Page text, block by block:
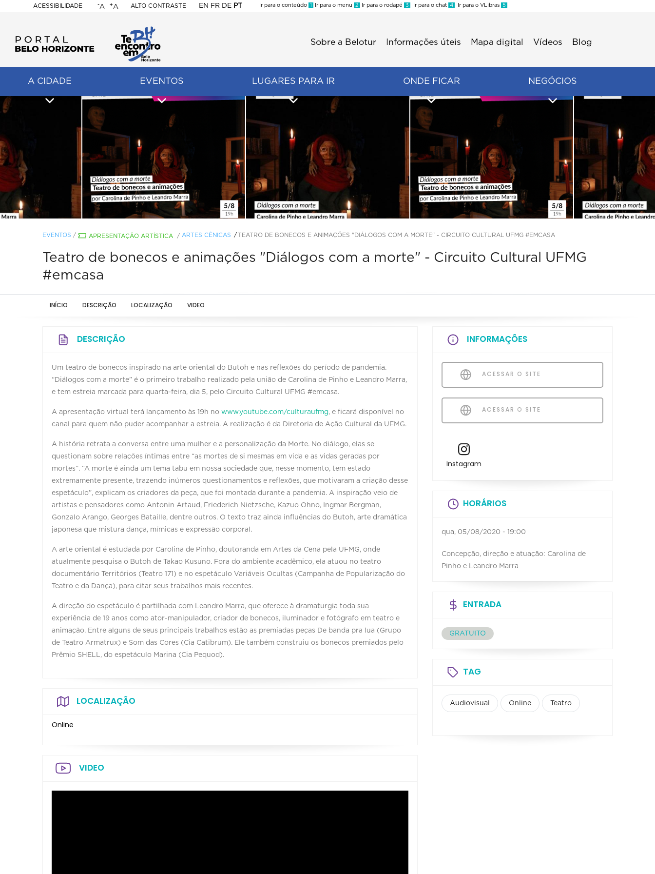
ACESSIBILIDADE
BELO
HORIZONTE
-A +A ALTO CONTRASTE EN FR DE PT
Ir para o conteúdo 1 Ir para o menu 2 Ir para o rodapé 3 Ir para o chat 4 Ir para o VLibras 5
Sobre a Belotur Informações úteis Mapa digital Vídeos Blog
A CIDADE EVENTOS LUGARES PARA IR ONDE FICAR NEGÓCIOS
EVENTOS / APRESENTAÇÃO ARTÍSTICA / ARTES CÊNICAS TEATRO DE BONECOS E ANIMAÇÕES "DIÁLOGOS COM A MORTE" - CIRCUITO CULTURAL UFMG #EMCASA
Teatro de bonecos e animações "Diálogos com a morte" - Circuito Cultural UFMG
#emcasa
INÍCIO DESCRIÇÃO LOCALIZAÇÃO VIDEO
DESCRIÇÃO
Um teatro de bonecos inspirado na arte oriental do Butoh e nas reflexões do período de pandemia.
“Diálogos com a morte” é o primeiro trabalho realizado pela união de Carolina de Pinho e Leandro Marra,
e tem estreia marcada para quarta-feira, dia 5, pelo Circuito Cultural UFMG #emcasa.
A apresentação virtual terá lançamento às 19h no www.youtube.com/culturaufmg, e ficará disponível no
canal para quem não puder acompanhar a estreia. A realização é da Diretoria de Ação Cultural da UFMG.
A história retrata a conversa entre uma mulher e a personalização da Morte. No diálogo, elas se
questionam sobre relações íntimas entre “as mortes de si mesmas em vida e as vidas geradas por
mortes”. “A morte é ainda um tema tabu em nossa sociedade que, nesse momento, tem estado
extremamente presente, trazendo inúmeros questionamentos e reflexões, que motivaram a criação desse
espetáculo”, explicam os criadores da peça, que foi montada durante a pandemia. A inspiração veio de
artistas e pensadores como Antonin Artaud, Friederich Nietzsche, Kazuo Ohno, Ingmar Bergman,
Gonzalo Arango, Georges Bataille, dentre outros. O texto traz ainda influências do Butoh, arte dramática
japonesa que mistura dança, mímicas e expressão corporal.
A arte oriental é estudada por Carolina de Pinho, doutoranda em Artes da Cena pela UFMG, onde
atualmente pesquisa o Butoh de Takao Kusuno. Fora do ambiente acadêmico, ela atuou no teatro
documentário Territórios (Teatro 171) e no espetáculo Variáveis Ocultas (Campanha de Popularização do
Teatro e da Dança), para citar seus trabalhos mais recentes.
A direção do espetáculo é partilhada com Leandro Marra, que oferece à dramaturgia toda sua
experiência de 19 anos como ator-manipulador, criador de bonecos, iluminador e fotógrafo em teatro e
animação. Entre alguns de seus principais trabalhos estão as premiadas peças De banda pra lua (Grupo
de Teatro Armatrux) e Som das Cores (Cia Catibrum). Ele também construiu os bonecos premiados pelo
Prêmio SHELL, do espetáculo Marina (Cia Pequod).
LOCALIZAÇÃO
Online
VIDEO
INFORMAÇÕES
ACESSAR O SITE
ACESSAR O SITE
Instagram
HORÁRIOS
qua, 05/08/2020 - 19:00
Concepção, direção e atuação: Carolina de
Pinho e Leandro Marra
ENTRADA
GRATUITO
TAG
Audiovisual Online Teatro